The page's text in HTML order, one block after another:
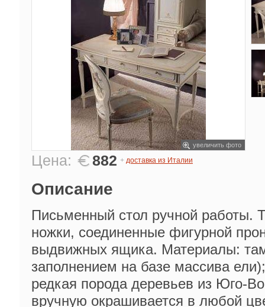
увеличить фото
Цена: 882 + доставка из Италии
Описание
Письменный стол ручной работы.
ножки, соединенные фигурной
выдвижных ящика. Материалы:
заполнением на базе массива
редкая порода деревьев из Юго-
вручную окрашивается в любой